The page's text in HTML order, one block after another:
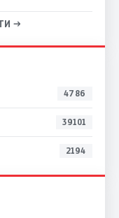
→
4786
39101
2194